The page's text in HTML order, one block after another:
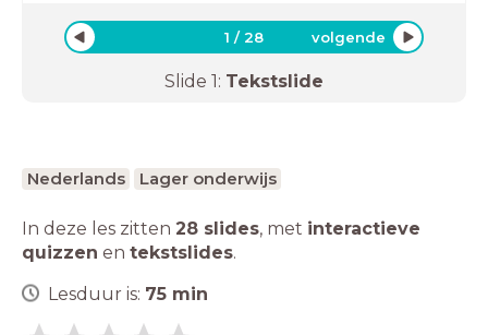
1 /28 volgende
Slide 1: Tekstslide
Nederlands Lager onderwijs
In deze les zitten 28 slides, met interactieve
quizzen en tekstslides.
Lesduur is: 75 min